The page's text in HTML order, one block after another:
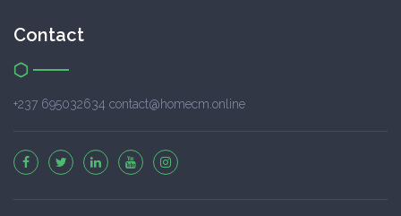
Contact
+237 695032634 contact@homecm.online